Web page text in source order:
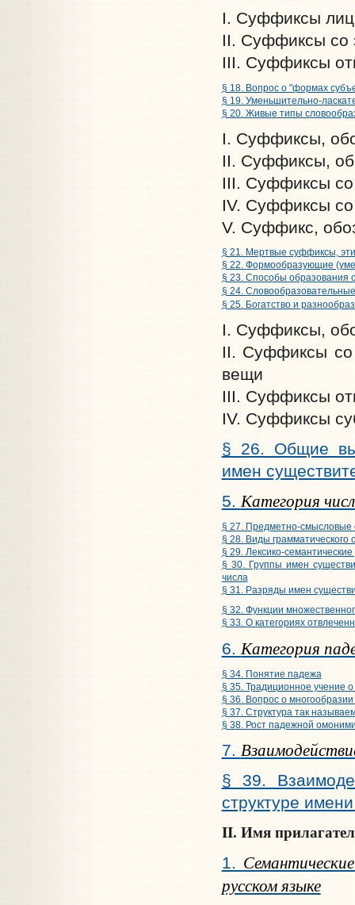
I. Суффиксы
II. Суффиксы со
III. Суффиксы
§ 18. Вопрос о "формах
§ 19. Уменьшительно-
§ 20. Живые типы
I. Суффиксы,
II. Суффиксы,
III. Суффиксы
IV. Суффиксы со
V. Суффикс,
§ 21. Мертвые суффиксы,
§ 22. Формообразующие
§ 23. Способы образования
§ 24.
§ 25. Богатство и
I. Суффиксы,
II. Суффиксы со
вещи
III. Суффиксы
IV. Суффиксы
§ 26. Общие
имен
5. Категория
§ 27. Предметно-смысловые
§ 28. Виды
§ 29. Лексико-
§ 30. Группы имен
числа
§ 31. Разряды имен
§ 32. Функции
§ 33. О категориях
6. Категория
§ 34. Понятие падежа
§ 35. Традиционное учение
§ 36. Вопрос о
§ 37. Структура так
§ 38. Рост падежной
7.
§ 39.
структуре
II. Имя
1.
русском языке